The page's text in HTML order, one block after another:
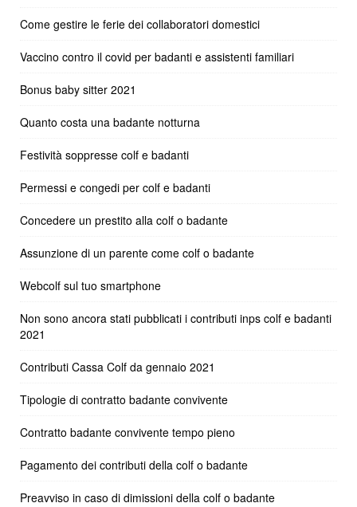
Come gestire le ferie dei collaboratori domestici
Vaccino contro il covid per badanti e assistenti familiari
Bonus baby sitter 2021
Quanto costa una badante notturna
Festività soppresse colf e badanti
Permessi e congedi per colf e badanti
Concedere un prestito alla colf o badante
Assunzione di un parente come colf o badante
Webcolf sul tuo smartphone
Non sono ancora stati pubblicati i contributi inps colf e badanti
2021
Contributi Cassa Colf da gennaio 2021
Tipologie di contratto badante convivente
Contratto badante convivente tempo pieno
Pagamento dei contributi della colf o badante
Preavviso in caso di dimissioni della colf o badante